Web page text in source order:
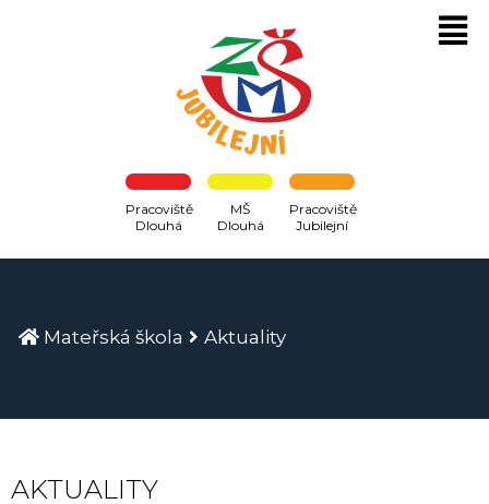
Pracoviště
Dlouhá
MŠ
Dlouhá
Pracoviště
Jubilejní
Mateřská škola Aktuality
AKTUALITY